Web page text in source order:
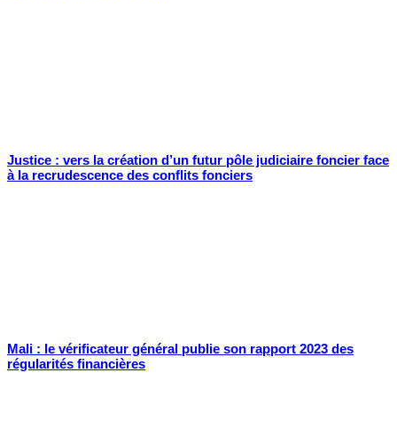
Justice : vers la création d’un futur pôle judiciaire foncier face
à la recrudescence des conflits fonciers
Mali : le vérificateur général publie son rapport 2023 des
régularités financières